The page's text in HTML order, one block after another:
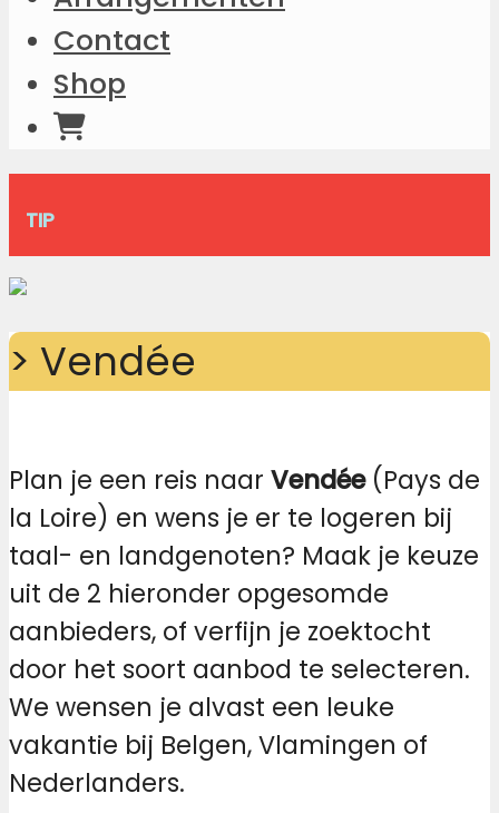
Contact
Shop
TIP
> Vendée
Plan je een reis naar Vendée(Pays de
la Loire) en wens je er te logeren bij
taal- en landgenoten? Maak je keuze
uit de 2 hieronder opgesomde
aanbieders, of verfijn je zoektocht
door het soort aanbod te selecteren.
We wensen je alvast een leuke
vakantie bij Belgen, Vlamingen of
Nederlanders.